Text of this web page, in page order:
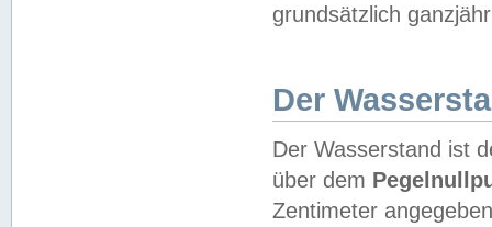
grundsätzlich
Der
Der Wasserstand ist
über dem
Zentimeter